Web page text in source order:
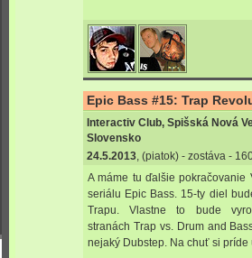
Epic Bass #15: Trap
Interactiv Club, Spišská Nová
Slovensko
24.5.2013, (piatok) - zostáva -
A máme tu ďalšie pokračovanie
seriálu Epic Bass. 15-ty diel
Trapu. Vlastne to bude
stranách Trap vs. Drum and
nejaký Dubstep. Na chuť si príde